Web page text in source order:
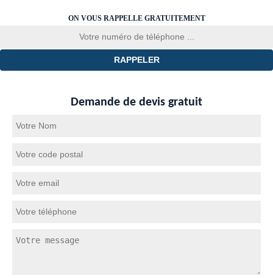
ON VOUS RAPPELLE GRATUITEMENT
Demande de devis gratuit